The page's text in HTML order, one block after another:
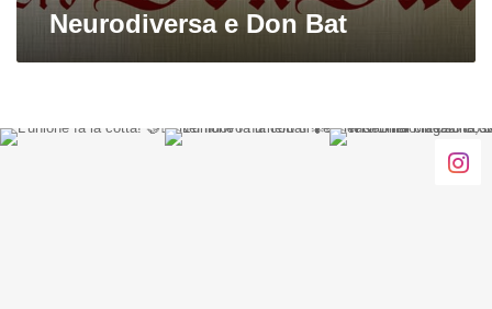
Neurodiversa e Don Bat